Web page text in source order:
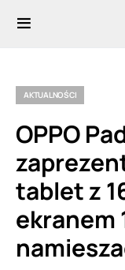
AKTUALNOŚCI
OPPO
tablet z
ekranem